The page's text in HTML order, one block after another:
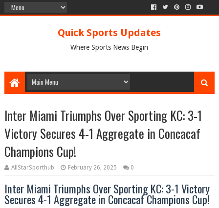
Quick Sports Updates
Where Sports News Begin
Inter Miami Triumphs Over Sporting KC: 3-1
Victory Secures 4-1 Aggregate in Concacaf
Champions Cup!
AllStarSporthub February 26, 2025 0
Inter Miami Triumphs Over Sporting KC: 3-1 Victory
Secures 4-1 Aggregate in Concacaf Champions Cup!